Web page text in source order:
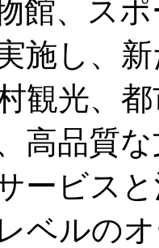
館、ス
施し、
観光、
高品質
ービス
ベルの